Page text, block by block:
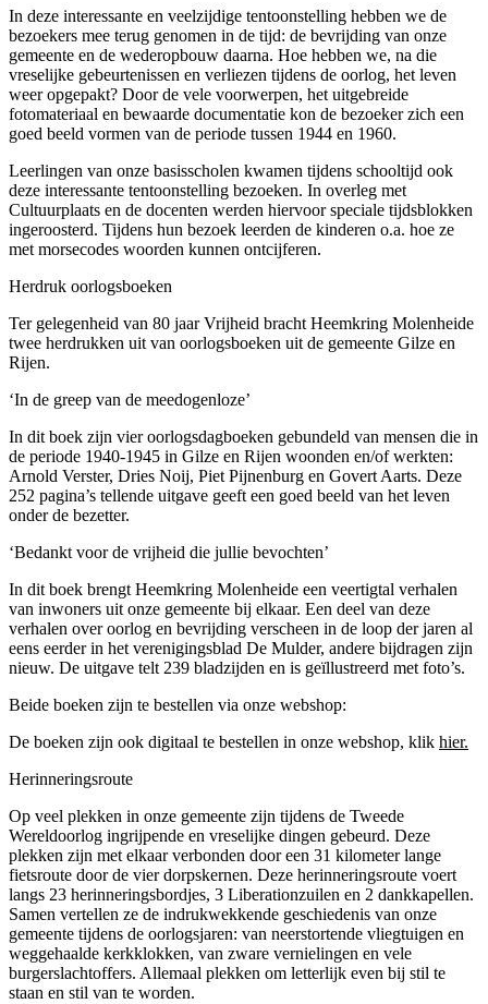
In deze interessante en veelzijdige tentoonstelling hebben we de
bezoekers mee terug genomen in de tijd: de bevrijding van onze
gemeente en de wederopbouw daarna. Hoe hebben we, na die
vreselijke gebeurtenissen en verliezen tijdens de oorlog, het leven
weer opgepakt? Door de vele voorwerpen, het uitgebreide
fotomateriaal en bewaarde documentatie kon de bezoeker zich een
goed beeld vormen van de periode tussen 1944 en 1960.
Leerlingen van onze basisscholen kwamen tijdens schooltijd ook
deze interessante tentoonstelling bezoeken. In overleg met
Cultuurplaats en de docenten werden hiervoor speciale tijdsblokken
ingeroosterd. Tijdens hun bezoek leerden de kinderen o.a. hoe ze
met morsecodes woorden kunnen ontcijferen.
Herdruk oorlogsboeken
Ter gelegenheid van 80 jaar Vrijheid bracht Heemkring Molenheide
twee herdrukken uit van oorlogsboeken uit de gemeente Gilze en
Rijen.
‘In de greep van de meedogenloze’
In dit boek zijn vier oorlogsdagboeken gebundeld van mensen die in
de periode 1940-1945 in Gilze en Rijen woonden en/of werkten:
Arnold Verster, Dries Noij, Piet Pijnenburg en Govert Aarts. Deze
252 pagina’s tellende uitgave geeft een goed beeld van het leven
onder de bezetter.
‘Bedankt voor de vrijheid die jullie bevochten’
In dit boek brengt Heemkring Molenheide een veertigtal verhalen
van inwoners uit onze gemeente bij elkaar. Een deel van deze
verhalen over oorlog en bevrijding verscheen in de loop der jaren al
eens eerder in het verenigingsblad De Mulder, andere bijdragen zijn
nieuw. De uitgave telt 239 bladzijden en is geïllustreerd met foto’s.
Beide boeken zijn te bestellen via onze webshop:
De boeken zijn ook digitaal te bestellen in onze webshop, klik hier.
Herinneringsroute
Op veel plekken in onze gemeente zijn tijdens de Tweede
Wereldoorlog ingrijpende en vreselijke dingen gebeurd. Deze
plekken zijn met elkaar verbonden door een 31 kilometer lange
fietsroute door de vier dorpskernen. Deze herinneringsroute voert
langs 23 herinneringsbordjes, 3 Liberationzuilen en 2 dankkapellen.
Samen vertellen ze de indrukwekkende geschiedenis van onze
gemeente tijdens de oorlogsjaren: van neerstortende vliegtuigen en
weggehaalde kerkklokken, van zware vernielingen en vele
burgerslachtoffers. Allemaal plekken om letterlijk even bij stil te
staan en stil van te worden.